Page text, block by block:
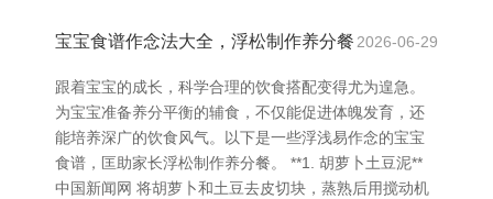
宝宝食谱作念法大全，浮松制作养分餐 2026-06-29
跟着宝宝的成长，科学合理的饮食搭配变得尤为遑急。
为宝宝准备养分平衡的辅食，不仅能促进体魄发育，还
能培养深广的饮食风气。以下是一些浮浅易作念的宝宝
食谱，匡助家长浮松制作养分餐。 **1. 胡萝卜土豆泥**
中国新闻网 将胡萝卜和土豆去皮切块，蒸熟后用搅动机